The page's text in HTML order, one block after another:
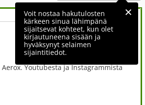
Voit nostaa hakutulosten
kärkeen sinua lähimpänä
sijaitsevat kohteet, kun olet
kirjautuneena sisään ja
hyväksynyt selaimen
sijaintitiedot.
1 700 €
Youtubesta ja Instagrammista